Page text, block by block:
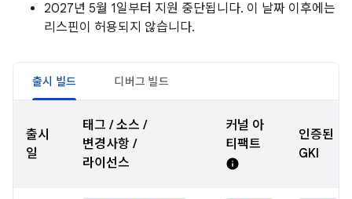
2027년 5월 1일부터 지원 중단됩니다. 이 날짜 이후에는
리스핀이 허용되지 않습니다.
출시 빌드 디버그 빌드
출시
일
태그 / 소스 /
변경사항 /
라이선스
커널 아
티팩트
info
인증된
GKI